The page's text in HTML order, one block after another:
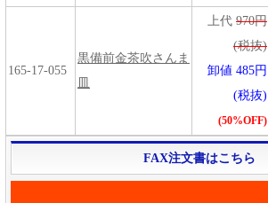
165-17-055
黒備前金茶吹さんま
上代 970円
(税抜)
卸値 485円
(税抜)
(50%OFF)
FAX注文書はこちら